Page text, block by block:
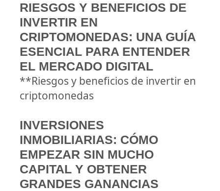
RIESGOS Y BENEFICIOS DE
INVERTIR EN
CRIPTOMONEDAS: UNA GUÍA
ESENCIAL PARA ENTENDER
EL MERCADO DIGITAL
**Riesgos y beneficios de invertir en
criptomonedas
INVERSIONES
INMOBILIARIAS: CÓMO
EMPEZAR SIN MUCHO
CAPITAL Y OBTENER
GRANDES GANANCIAS